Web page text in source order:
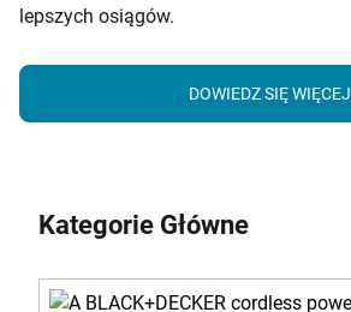
lepszych osiągów.
DOWIEDZ SIĘ WIĘCEJ
Kategorie Główne